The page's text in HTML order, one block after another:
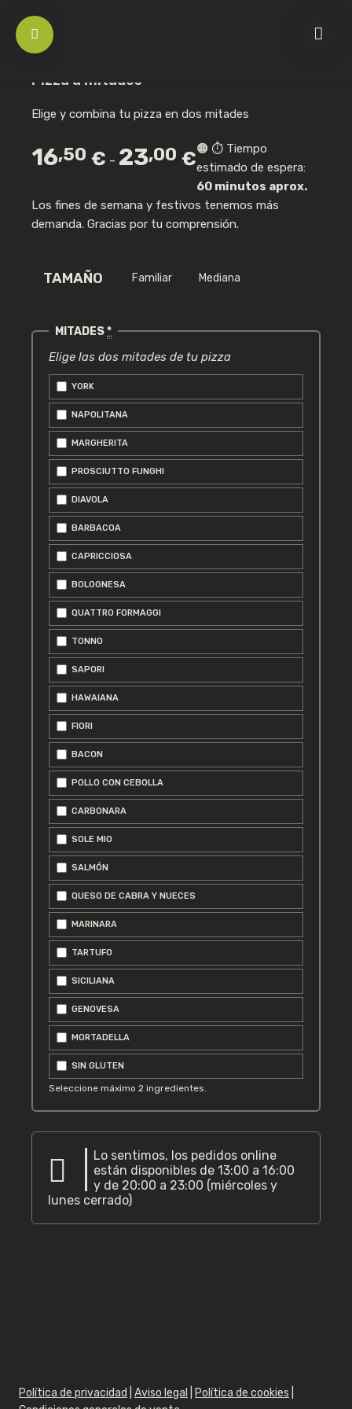
CONTRASEÑA*OBLIGATORIO
Sus datos personales se utilizarán para mejorar
su experiencia a través de este sitio web, para
gestionar el acceso a su cuenta, y para otros
fines descritos en nuestra
REGISTRARSE
Pizza a mitades
Elige y combina tu pizza en dos mitades
16,50 € - 23,00 €Rango
de
precios:
desde
23,00 €
🟠 ⏱️ Tiempo
estimado de espera:
60 minutos aprox.
Los fines de semana y festivos tenemos más
demanda. Gracias por tu comprensión.
TAMAÑO Familiar Mediana
MITADES*
Elige las dos mitades de tu pizza
YORK
NAPOLITANA
MARGHERITA
PROSCIUTTO FUNGHI
DIAVOLA
BARBACOA
CAPRICCIOSA
BOLOGNESA
QUATTRO FORMAGGI
TONNO
SAPORI
HAWAIANA
FIORI
BACON
POLLO CON CEBOLLA
CARBONARA
SOLE MIO
SALMÓN
QUESO DE CABRA Y NUECES
MARINARA
TARTUFO
SICILIANA
GENOVESA
MORTADELLA
SIN GLUTEN
Seleccione máximo 2 ingredientes.
Lo sentimos, los pedidos online
están disponibles de 13:00 a 16:00
y de 20:00 a 23:00 (miércoles y
lunes cerrado)
Política de privacidad |Aviso legal Política de cookies